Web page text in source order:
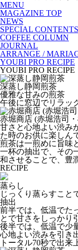
MENU
MAGAZINE TOP
NEWS
SPECIAL CONTENTS
COFFEE COLUMN
JOURNAL
ARRANGE /
YOUBI PRO RECIPE
YOUBI PRO RECIPE
深蒸し静岡煎茶
優雅な甘みの煎茶
午後に窓辺でリラッ
赤堀商店 (赤堀浩司
甘さと心地よい渋み
た時のお供に楽しん
煎茶は一煎めに旨味
一杯の抽出で、その
和させることで、豊
RECIPE
蒸らし
じっくり蒸らすこと
抽出
前半では、低温でた
とで甘さをしっかり
後半では、低温で少
心地よい渋みを引き
トータル70秒で出来